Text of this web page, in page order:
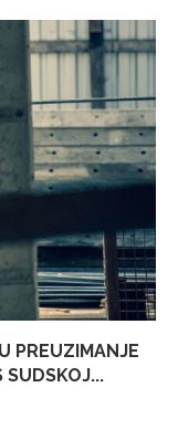
PREUZIMANJE
SUDSKOJ...